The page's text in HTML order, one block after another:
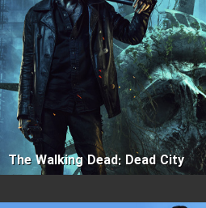
The Walking Dead: Dead City